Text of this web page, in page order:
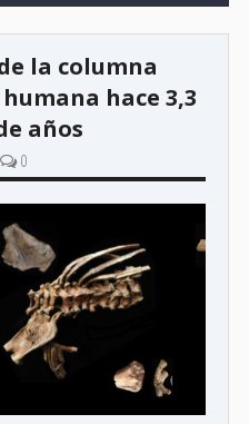
la columna
hace 3,3
años
0